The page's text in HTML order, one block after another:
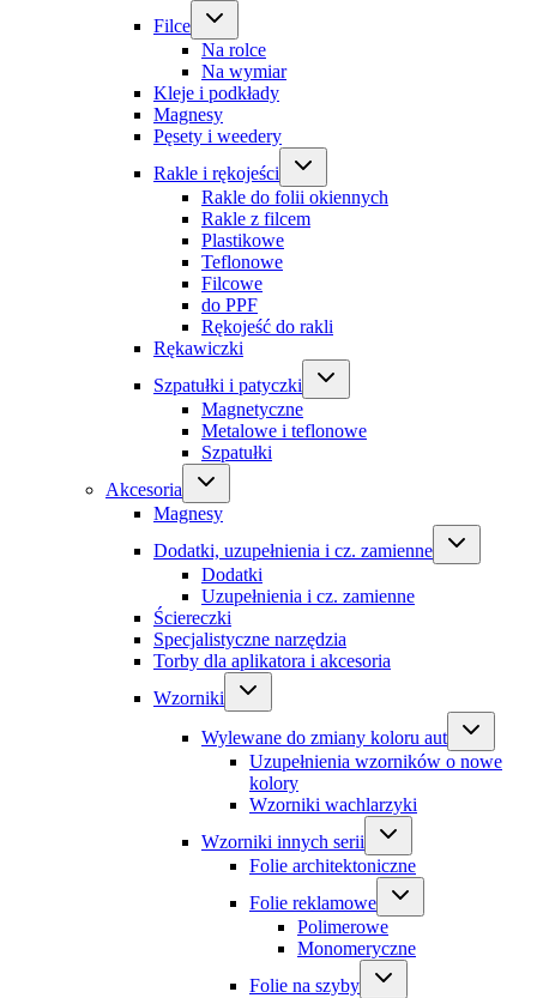
Filce
Na rolce
Na wymiar
Kleje i podkłady
Magnesy
Pęsety i weedery
Rakle i rękojeści
Rakle do folii okiennych
Rakle z filcem
Plastikowe
Teflonowe
Filcowe
do PPF
Rękojeść do rakli
Rękawiczki
Szpatułki i patyczki
Magnetyczne
Metalowe i teflonowe
Szpatułki
Akcesoria
Magnesy
Dodatki, uzupełnienia i cz. zamienne
Dodatki
Uzupełnienia i cz. zamienne
Ściereczki
Specjalistyczne narzędzia
Torby dla aplikatora i akcesoria
Wzorniki
Wylewane do zmiany koloru aut
Uzupełnienia wzorników o nowe
kolory
Wzorniki wachlarzyki
Wzorniki innych serii
Folie architektoniczne
Folie reklamowe
Polimerowe
Monomeryczne
Folie na szyby